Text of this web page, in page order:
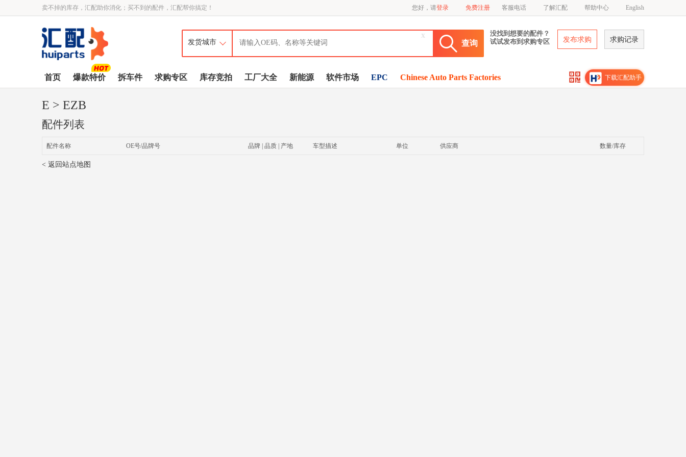
卖不掉的库存，汇配助你消化；买不到的配件，汇配帮你搞定！ 您好，请登录 免费注册 客服电话 了解汇配 帮助中心 English
查询
x
没找到想要的配件？
试试发布到求购专区
发布求购 求购记录
首页 爆款特价 拆车件 求购专区 库存竞拍 工厂大全 新能源 软件市场 EPC Chinese Auto Parts Factories 下载汇配助手
E > EZB
配件列表
配件名称 OE号/品牌号 品牌 | 品质 | 产地 车型描述 单位 供应商 数量/库存
< 返回站点地图